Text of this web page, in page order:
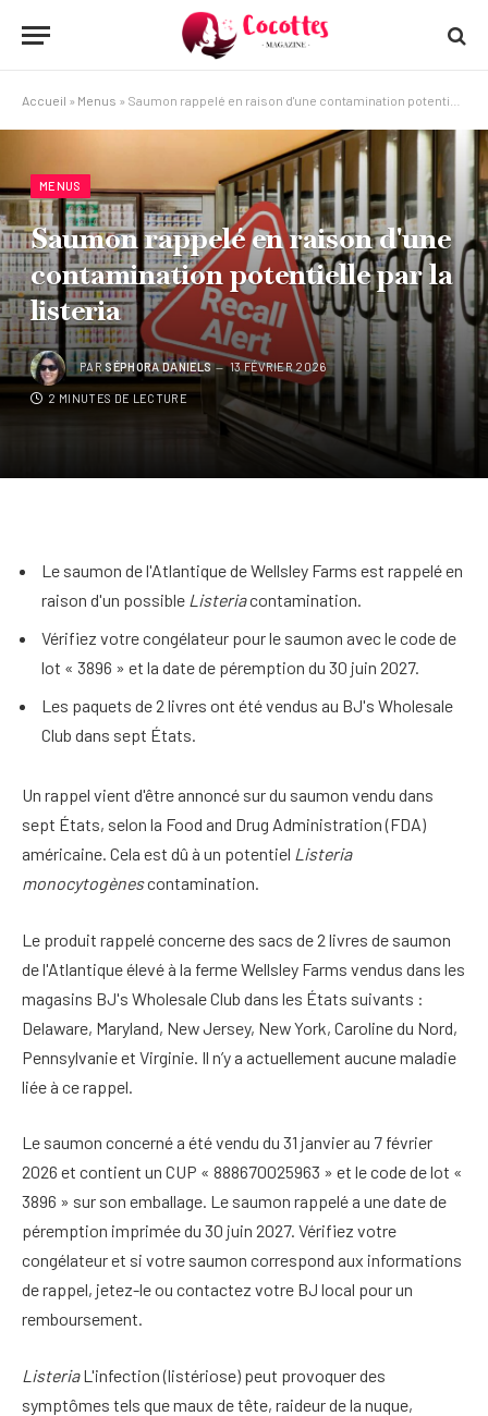
Accueil » Menus » Saumon rappelé en raison d'une contamination potentielle par la listeria
MENUS
Saumon rappelé en raison d'une
contamination potentielle par la
listeria
PARSÉPHORA DANIELS 13 FÉVRIER 2026
2 MINUTES DE LECTURE
Le saumon de l'Atlantique de Wellsley Farms est rappelé en
raison d'un possible Listeriacontamination.
Vérifiez votre congélateur pour le saumon avec le code de
lot « 3896 » et la date de péremption du 30 juin 2027.
Les paquets de 2 livres ont été vendus au BJ's Wholesale
Club dans sept États.
Un rappel vient d'être annoncé sur du saumon vendu dans
sept États, selon la Food and Drug Administration (FDA)
américaine. Cela est dû à un potentiel Listeria
monocytogènescontamination.
Le produit rappelé concerne des sacs de 2 livres de saumon
de l'Atlantique élevé à la ferme Wellsley Farms vendus dans les
magasins BJ's Wholesale Club dans les États suivants :
Delaware, Maryland, New Jersey, New York, Caroline du Nord,
Pennsylvanie et Virginie. Il n’y a actuellement aucune maladie
liée à ce rappel.
Le saumon concerné a été vendu du 31 janvier au 7 février
2026 et contient un CUP « 888670025963 » et le code de lot «
3896 » sur son emballage. Le saumon rappelé a une date de
péremption imprimée du 30 juin 2027. Vérifiez votre
congélateur et si votre saumon correspond aux informations
de rappel, jetez-le ou contactez votre BJ local pour un
remboursement.
ListeriaL'infection (listériose) peut provoquer des
symptômes tels que maux de tête, raideur de la nuque,